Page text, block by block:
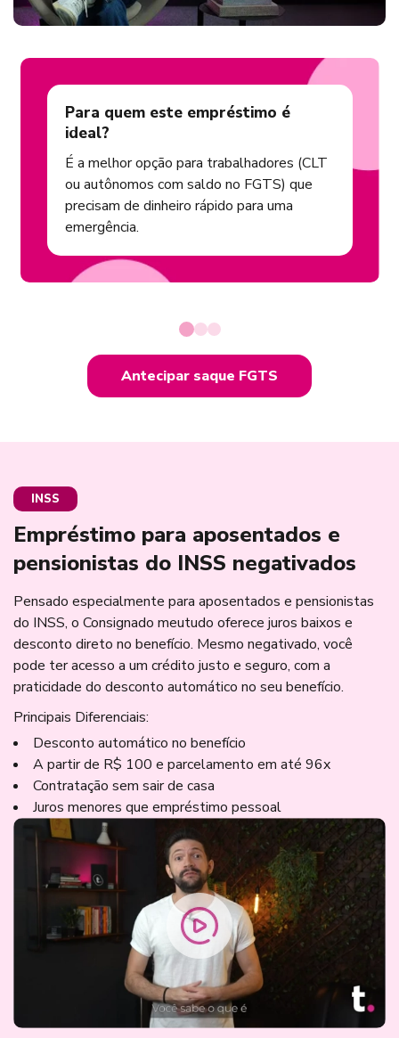
Para quem este empréstimo é
ideal?
É a melhor opção para trabalhadores (CLT
ou autônomos com saldo no FGTS) que
precisam de dinheiro rápido para uma
emergência.
Antecipar saque FGTS
INSS
Empréstimo para aposentados e
pensionistas do INSS negativados
Pensado especialmente para aposentados e pensionistas
do INSS, o Consignado meutudo oferece juros baixos e
desconto direto no benefício. Mesmo negativado, você
pode ter acesso a um crédito justo e seguro, com a
praticidade do desconto automático no seu benefício.
Principais Diferenciais:
Desconto automático no benefício
A partir de R$ 100 e parcelamento em até 96x
Contratação sem sair de casa
Juros menores que empréstimo pessoal